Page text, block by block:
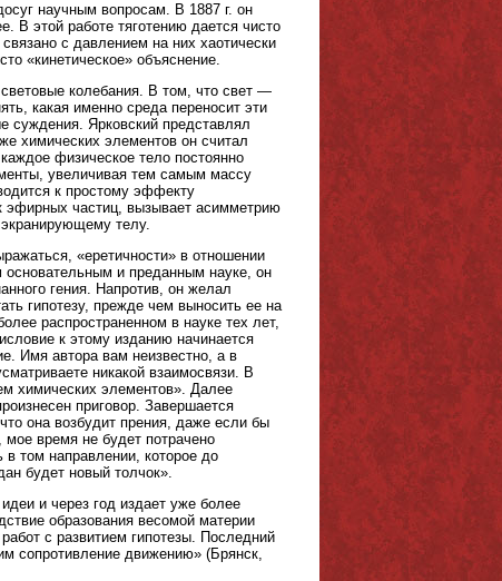
научным вопросам. В 1887 г. он
В этой работе тяготению дается чисто
с давлением на них хаотически
«кинетическое» объяснение.
колебания. В том, что свет —
какая именно среда переносит эти
суждения. Ярковский представлял
химических элементов он считал
физическое тело постоянно
увеличивая тем самым массу
к простому эффекту
эфирных частиц, вызывает асимметрию
телу.
«еретичности» в отношении
и преданным науке, он
гения. Напротив, он желал
гипотезу, прежде чем выносить ее на
распространенном в науке тех лет,
к этому изданию начинается
Имя автора вам неизвестно, а в
никакой взаимосвязи. В
химических элементов». Далее
приговор. Завершается
она возбудит прения, даже если бы
время не будет потрачено
в том направлении, которое до
будет новый толчок».
и через год издает уже более
образования весомой материи
с развитием гипотезы. Последний
сопротивление движению» (Брянск,